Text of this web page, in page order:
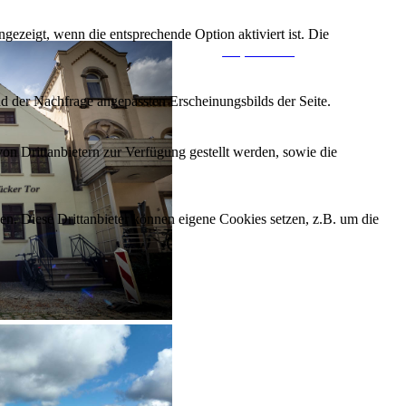
wenn die entsprechende Option aktiviert ist. Die
Nachfrage angepassten Erscheinungsbilds der Seite.
Drittanbietern zur Verfügung gestellt werden, sowie die
Diese Drittanbieter können eigene Cookies setzen, z.B. um die